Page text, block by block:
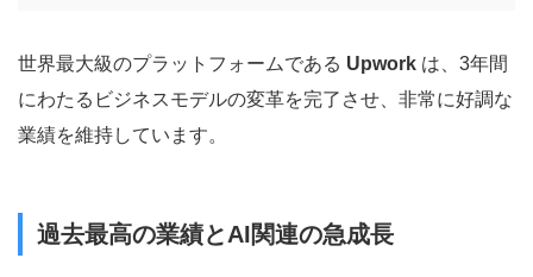
世界最大級のプラットフォームである Upwork は、3年間
にわたるビジネスモデルの変革を完了させ、非常に好調な
業績を維持しています。
過去最高の業績とAI関連の急成長